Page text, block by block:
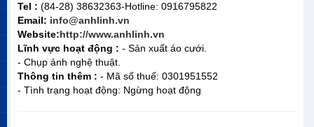
Tel : (84-28) 38632363-Hotline: 0916795822
Email: info@anhlinh.vn
Website:http://www.anhlinh.vn
Lĩnh vực hoạt động : - Sản xuất áo cưới.
- Chụp ảnh nghệ thuật.
Thông tin thêm : - Mã số thuế: 0301951552
- Tình trạng hoạt động: Ngừng hoạt động